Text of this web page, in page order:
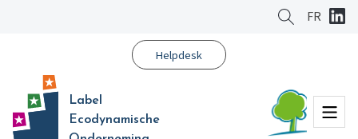
FR
Helpdesk
Label
Ecodynamische
Menu